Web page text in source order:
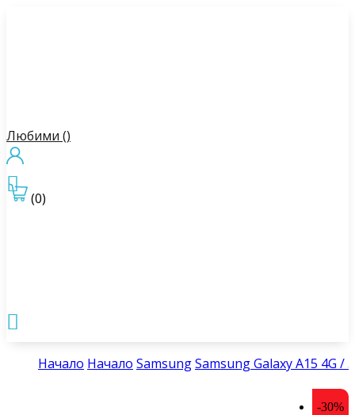
Любими ()
(0)


Начало Начало SamsungSamsung Galaxy A15 4G /
-30%